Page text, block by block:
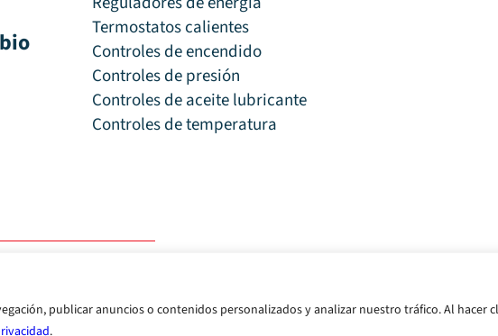
publicar anuncios o contenidos personalizados y analizar nuestro tráfico. Al hacer
.
Termostatos calientes
Controles de encendido
Controles de presión
Controles de aceite lubricante
Controles de temperatura